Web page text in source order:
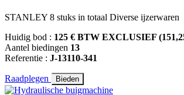
STANLEY 8 stuks in totaal Diverse ijzerwaren
Huidig bod : 125 € BTW EXCLUSIEF
Aantel biedingen 13
Referentie : J-13110-341
Raadplegen Bieden